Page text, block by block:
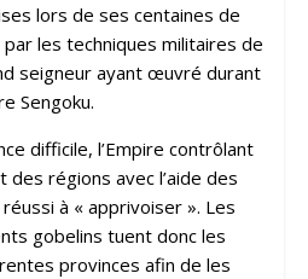
lors de ses centaines de
les techniques militaires de
seigneur ayant œuvré durant
Sengoku.
difficile, l’Empire contrôlant
des régions avec l’aide des
à « apprivoiser ». Les
gobelins tuent donc les
provinces afin de les